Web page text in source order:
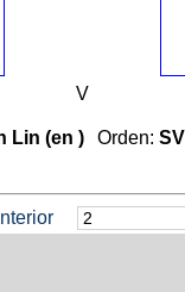
V
Lin (en ) Orden: